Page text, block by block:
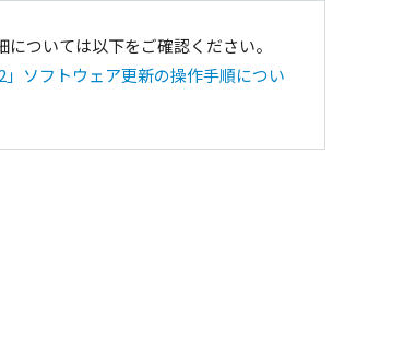
ついては以下をご確認ください。
」ソフトウェア更新の操作手順につい